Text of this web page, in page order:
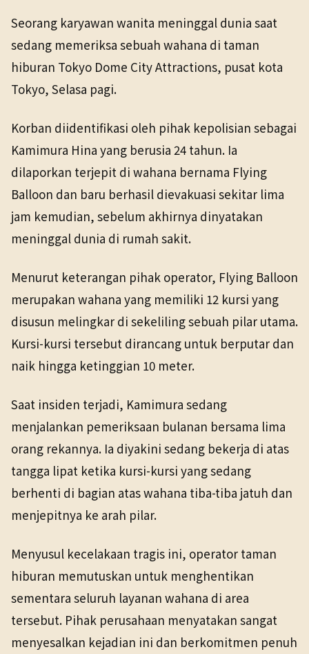
TANGGAL SUMBER
22 Apr 2026
Pranala sumber asli tidak lagi tersedia. Versi arsip
Seorang karyawan wanita meninggal dunia saat
sedang memeriksa sebuah wahana di taman
hiburan Tokyo Dome City Attractions, pusat kota
Tokyo, Selasa pagi.
Korban diidentifikasi oleh pihak kepolisian sebagai
Kamimura Hina yang berusia 24 tahun. Ia
dilaporkan terjepit di wahana bernama Flying
Balloon dan baru berhasil dievakuasi sekitar lima
jam kemudian, sebelum akhirnya dinyatakan
meninggal dunia di rumah sakit.
Menurut keterangan pihak operator, Flying Balloon
merupakan wahana yang memiliki 12 kursi yang
disusun melingkar di sekeliling sebuah pilar utama.
Kursi-kursi tersebut dirancang untuk berputar dan
naik hingga ketinggian 10 meter.
Saat insiden terjadi, Kamimura sedang
menjalankan pemeriksaan bulanan bersama lima
orang rekannya. Ia diyakini sedang bekerja di atas
tangga lipat ketika kursi-kursi yang sedang
berhenti di bagian atas wahana tiba-tiba jatuh dan
menjepitnya ke arah pilar.
Menyusul kecelakaan tragis ini, operator taman
hiburan memutuskan untuk menghentikan
sementara seluruh layanan wahana di area
tersebut. Pihak perusahaan menyatakan sangat
menyesalkan kejadian ini dan berkomitmen penuh